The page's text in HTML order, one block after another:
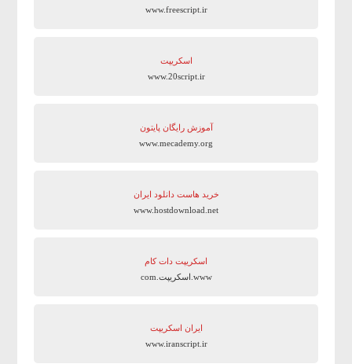
www.freescript.ir
اسکریپت
www.20script.ir
آموزش رایگان پایتون
www.mecademy.org
خرید هاست دانلود ایران
www.hostdownload.net
اسکریپت دات کام
www.اسکریپت.com
ایران اسکریپت
www.iranscript.ir